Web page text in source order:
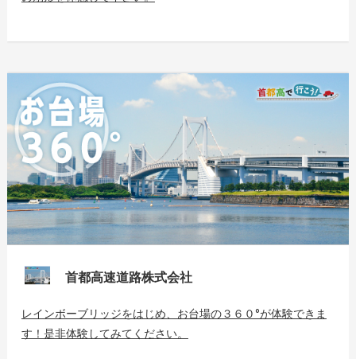
首都高速道路株式会社
レインボーブリッジをはじめ、お台場の３６０°が体験できま
す！是非体験してみてください。